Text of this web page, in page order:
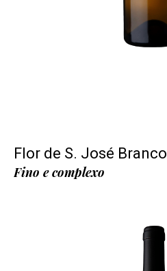
Flor de S. José Branco
Fino e complexo